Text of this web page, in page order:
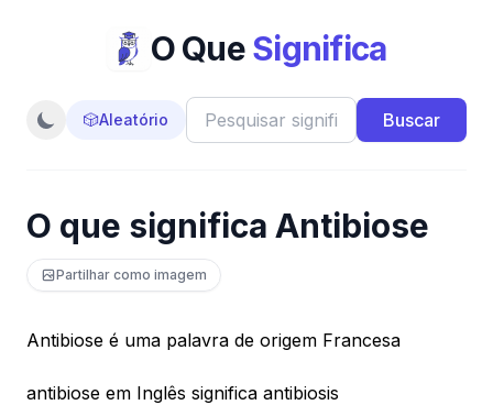
O QueSignifica
🎲Aleatório Buscar
O que significa Antibiose
Partilhar como imagem
Antibiose é uma palavra de origem Francesa
antibiose em Inglês significa antibiosis